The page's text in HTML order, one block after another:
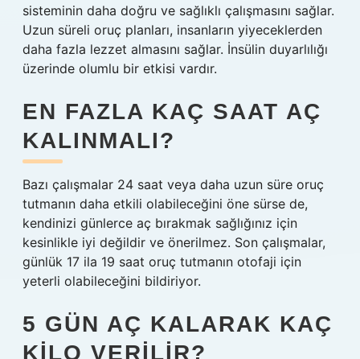
sisteminin daha doğru ve sağlıklı çalışmasını sağlar.
Uzun süreli oruç planları, insanların yiyeceklerden
daha fazla lezzet almasını sağlar. İnsülin duyarlılığı
üzerinde olumlu bir etkisi vardır.
EN FAZLA KAÇ SAAT AÇ
KALINMALI?
Bazı çalışmalar 24 saat veya daha uzun süre oruç
tutmanın daha etkili olabileceğini öne sürse de,
kendinizi günlerce aç bırakmak sağlığınız için
kesinlikle iyi değildir ve önerilmez. Son çalışmalar,
günlük 17 ila 19 saat oruç tutmanın otofaji için
yeterli olabileceğini bildiriyor.
5 GÜN AÇ KALARAK KAÇ
KILO VERILIR?